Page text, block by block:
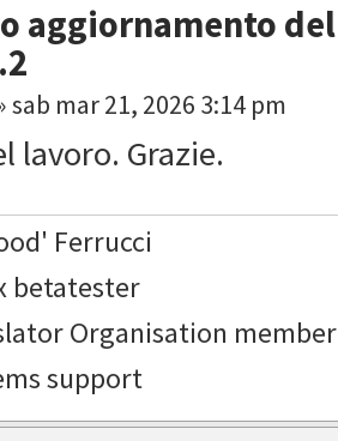
aggiornamento
sab mar 21, 2026 3:14 pm
lavoro. Grazie.
Ferrucci
betatester
Organisation member
support